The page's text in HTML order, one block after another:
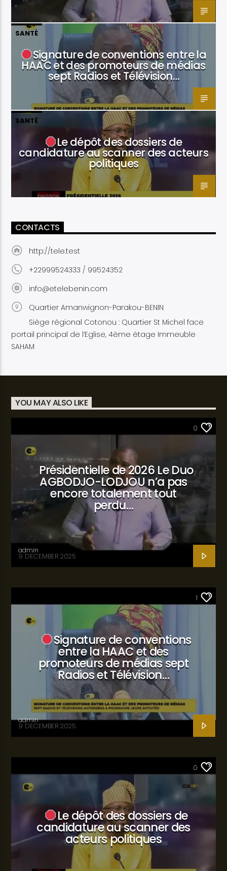
SANTÉ
Signature de conventions entre la
HAAC et des promoteurs de médias
sept Radios et Télévision…
SANTÉ
Le dépôt des dossiers de
candidature au scanner des acteurs
politiques
CONTACTS
http://tele.test
+22999524333 / 99524352
info@etelebenin.com
Quartier Amanwignon-Parakou-BENIN
Siège régional Cotonou : Quartier St Michel face
portail principal de l’Eglise, 4ème étage Immeuble
SAHAM
YOU MAY ALSO LIKE
0
Présidentielle de 2026 Le Duo
AGBODJO-LODJOU n’a pas
encore totalement tout
perdu…
admin
9 DECEMBER 2025
1
Signature de conventions
entre la HAAC et des
promoteurs de médias sept
Radios et Télévision…
admin
9 DECEMBER 2025
0
Le dépôt des dossiers de
candidature au scanner des
acteurs politiques